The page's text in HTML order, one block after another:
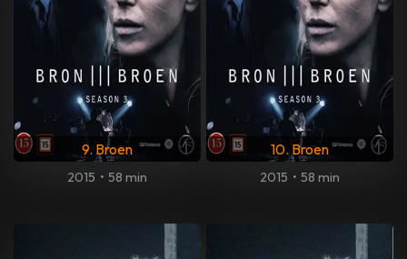
9. Broen
2015 • 58 min
10. Broen
2015 • 58 min